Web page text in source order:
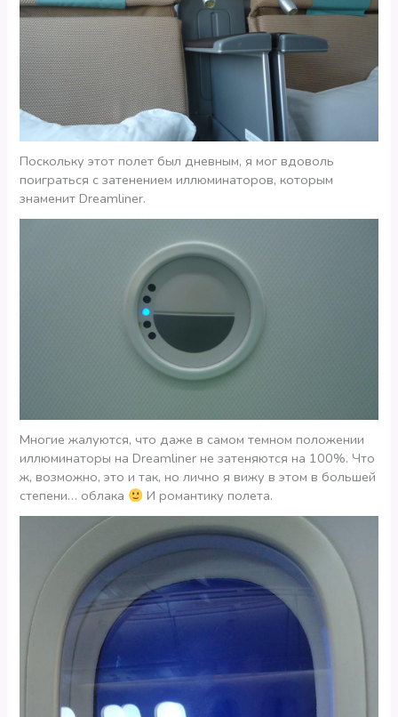
Поскольку этот полет был дневным, я мог вдоволь
поиграться с затенением иллюминаторов, которым
знаменит Dreamliner.
Многие жалуются, что даже в самом темном положении
иллюминаторы на Dreamliner не затеняются на 100%. Что
ж, возможно, это и так, но лично я вижу в этом в большей
степени… облака
И романтику полета.